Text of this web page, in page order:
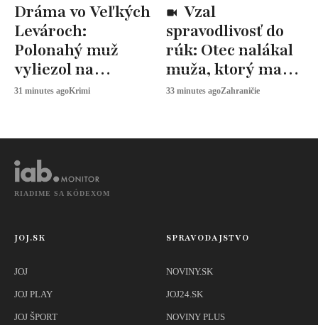
Dráma vo Veľkých
Levároch:
Polonahý muž
vyliezol na
železničný stožiar,
31 minutes agoKrimi
spravodlivosť do
rúk: Otec nalákal
muža, ktorý mal
zneužiť jeho dcéru
33 minutes agoZahraničie
RIADIME SA KÓDEXOM
JOJ.SK
JOJ
JOJ PLAY
JOJ ŠPORT
SPRAVODAJSTVO
NOVINY.SK
JOJ24.SK
NOVINY PLUS